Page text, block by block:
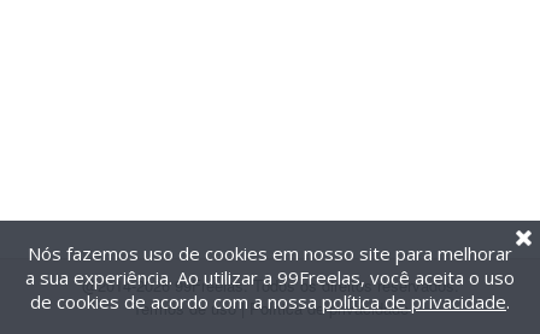
@2014-2026 99Freelas. Todos os direitos reservados.
Termos de uso| Política de privacidade
Nós fazemos uso de cookies em nosso site para melhorar
a sua experiência. Ao utilizar a 99Freelas, você aceita o uso
de cookies de acordo com a nossa política de privacidade.